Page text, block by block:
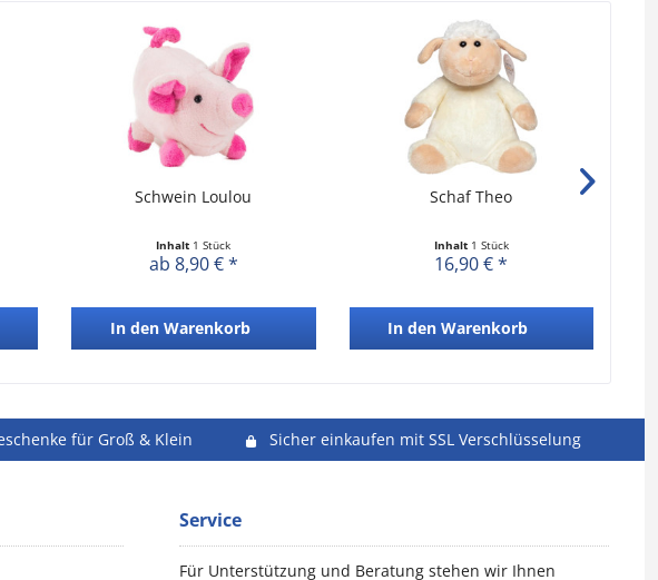
Schwein Loulou
Inhalt 1 Stück
ab 8,90 € *
In den Warenkorb
Schaf Theo
Inhalt 1 Stück
16,90 € *
In den Warenkorb
für Groß & Klein Sicher einkaufen mit SSL Verschlüsselung
Service
Für Unterstützung und Beratung stehen wir Ihnen